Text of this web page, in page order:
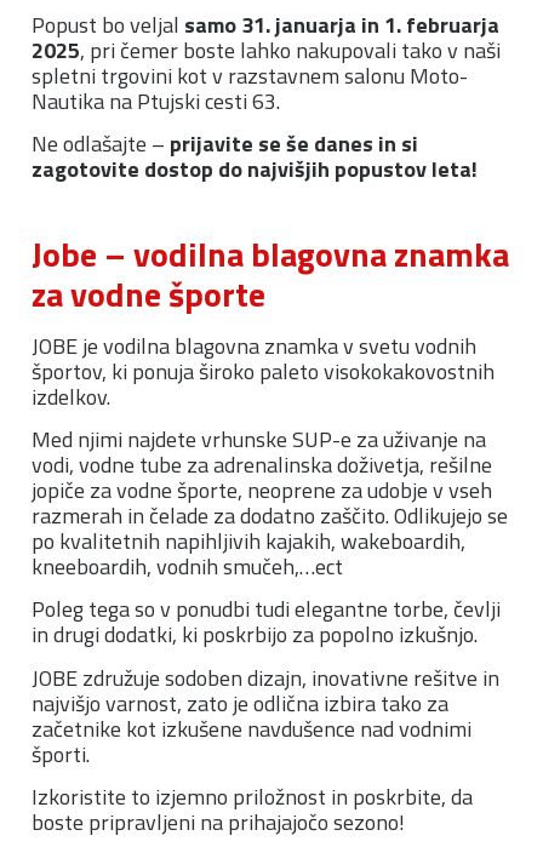
Popust bo veljal samo 31. januarja in 1. februarja
2025, pri čemer boste lahko nakupovali tako v naši
spletni trgovini kot v razstavnem salonu Moto-
Nautika na Ptujski cesti 63.
Ne odlašajte – prijavite se še danes in si
zagotovite dostop do najvišjih popustov leta!
Jobe – vodilna blagovna znamka
za vodne športe
JOBE je vodilna blagovna znamka v svetu vodnih
športov, ki ponuja široko paleto visokokakovostnih
izdelkov.
Med njimi najdete vrhunske SUP-e za uživanje na
vodi, vodne tube za adrenalinska doživetja, rešilne
jopiče za vodne športe, neoprene za udobje v vseh
razmerah in čelade za dodatno zaščito. Odlikujejo se
po kvalitetnih napihljivih kajakih, wakeboardih,
kneeboardih, vodnih smučeh,…ect
Poleg tega so v ponudbi tudi elegantne torbe, čevlji
in drugi dodatki, ki poskrbijo za popolno izkušnjo.
JOBE združuje sodoben dizajn, inovativne rešitve in
najvišjo varnost, zato je odlična izbira tako za
začetnike kot izkušene navdušence nad vodnimi
športi.
Izkoristite to izjemno priložnost in poskrbite, da
boste pripravljeni na prihajajočo sezono!